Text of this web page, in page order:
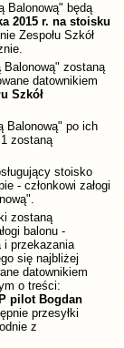
Balonową" będą
2015 r. na stoisku
Zespołu Szkół
Balonową" zostaną
datownikiem
Szkół
Balonową" po ich
zostaną
stoisko
- członkowi załogi
zostaną
balonu -
i przekazania
się najbliżej
datownikiem
o treści:
pilot Bogdan
przesyłki
z